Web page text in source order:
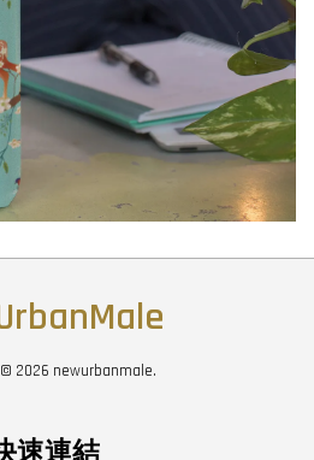
2026 newurbanmale.